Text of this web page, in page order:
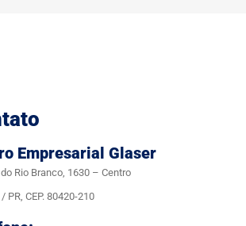
Empresarial Glaser
Rio Branco, 1630 – Centro
PR, CEP. 80420-210